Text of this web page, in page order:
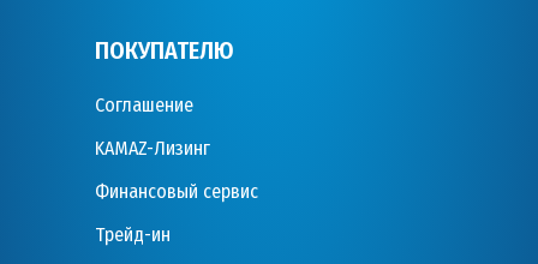
ПОКУПАТЕЛЮ
Соглашение
KAMAZ-Лизинг
Финансовый сервис
Трейд-ин